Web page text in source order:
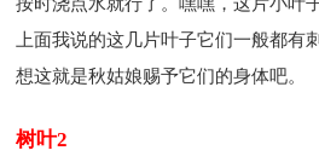
上面我说的这几片叶子它们一般都有
想这就是秋姑娘赐予它们的身体吧。
树叶2